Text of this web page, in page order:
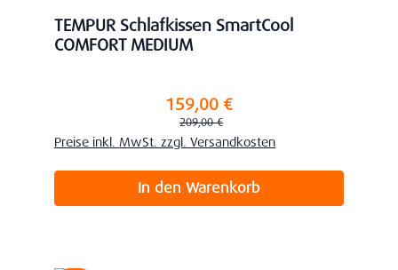
TEMPUR Schlafkissen SmartCool
COMFORT MEDIUM
159,00 €
Regulärer Preis:
209,00 €
Preise inkl. MwSt. zzgl. Versandkosten
In den Warenkorb